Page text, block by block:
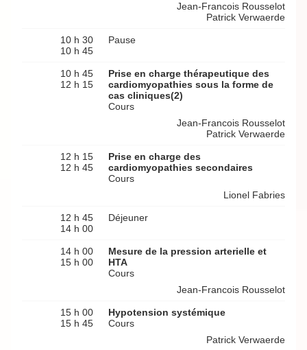
Jean-Francois Rousselot
Patrick Verwaerde
10 h 30
10 h 45
Pause
10 h 45
12 h 15
Prise en charge thérapeutique des
cardiomyopathies sous la forme de
cas cliniques(2)
Cours
Jean-Francois Rousselot
Patrick Verwaerde
12 h 15
12 h 45
Prise en charge des
cardiomyopathies secondaires
Cours
Lionel Fabries
12 h 45
14 h 00
Déjeuner
14 h 00
15 h 00
Mesure de la pression arterielle et
HTA
Cours
Jean-Francois Rousselot
15 h 00
15 h 45
Hypotension systémique
Cours
Patrick Verwaerde